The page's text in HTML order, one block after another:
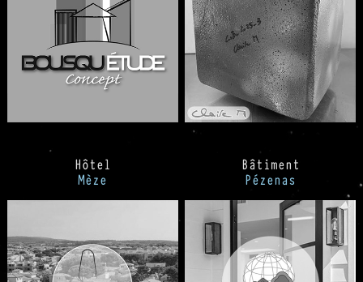
Hôtel
Mèze
Bâtiment
Pézenas